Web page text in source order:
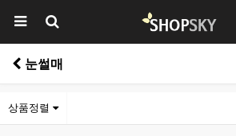
눈썰매
상품정렬